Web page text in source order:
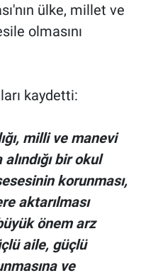
ülke, millet ve
olmasını
kaydetti:
milli ve manevi
bir okul
korunması,
aktarılması
önem arz
aile, güçlü
ve